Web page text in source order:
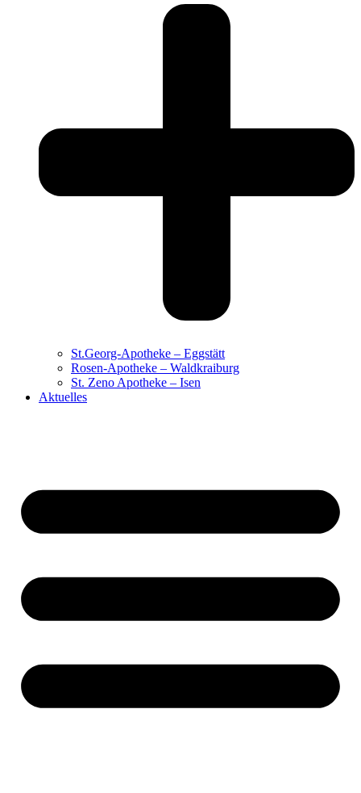
St.Georg-Apotheke – Eggstätt
Rosen-Apotheke – Waldkraiburg
St. Zeno Apotheke – Isen
Aktuelles